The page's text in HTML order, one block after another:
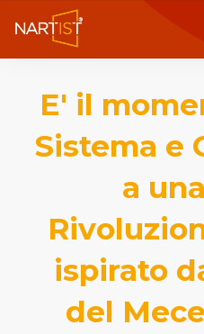
COSA PUOI FARE
CONTEST
CONTATTI
E' il
Sistema e
a
ispirato
del